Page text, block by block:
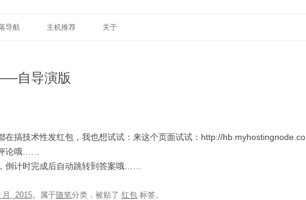
导航 主机推荐 关于
自导演版
在搞技术性发红包，我也想试试：来这个页面试试：http://hb.myhostingnode.co
论哦……
倒计时完成后自动跳转到答案哦……
月, 2015。属于随笔分类，被贴了 红包 标签。